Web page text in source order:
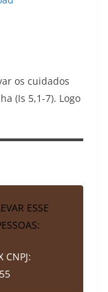
os cuidados
(Is 5,1-7). Logo
ESSE
CNPJ: